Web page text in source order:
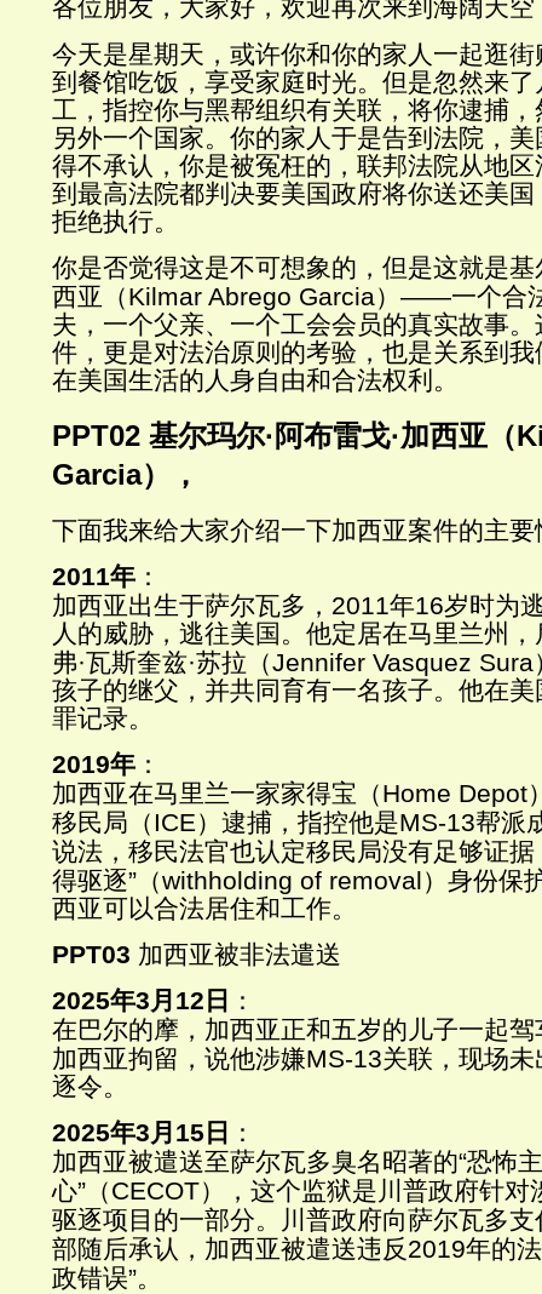
各位朋友，大家好，欢迎再次来到海阔天空
今天是星期天，或许你和你的家人一起逛
到餐馆吃饭，享受家庭时光。但是忽然来
工，指控你与黑帮组织有关联，将你逮捕
另外一个国家。你的家人于是告到法院，
得不承认，你是被冤枉的，联邦法院从地
到最高法院都判决要美国政府将你送还美
拒绝执行。
你是否觉得这是不可想象的，但是这就是基
西亚（Kilmar Abrego Garcia ） ——一个合
夫，一个父亲、一个工会会员的真实故事
件，更是对法治原则的考验，也是关系到
在美国生活的人身自由和合法权利。
PPT02 基尔玛尔· 阿布雷戈·加西亚（
Garcia），
下面我来给大家介绍一下加西亚案件的主要
2011年 ：
加西亚出生于萨尔瓦多， 2011年16岁时为
人的威胁，逃往美国。他定居在马里兰州
弗·瓦斯奎兹·苏拉（Jennifer Vasquez Sura
孩子的继父，并共同育有一名孩子。他在
罪记录。
2019年 ：
加西亚在马里兰一家家得宝（Home Depot
移民局（ ICE）逮捕，指控他是MS-13帮派
说法，移民法官也认定移民局没有足够证
得驱逐” （withholding of removal）身份保
西亚可以合法居住和工作。
PPT03 加西亚被非法遣送
2025年3月 12 日 ：
在巴尔的摩，加西亚正和五岁的儿子一起驾
加西亚拘留，说他涉嫌MS-13关联，现场
逐令。
2025年3月 15 日 ：
加西亚被遣送至萨尔瓦多臭名昭著的“恐怖
心” （CECOT），这个监狱是川普政府针对
驱逐项目的一部分。川普政府向萨尔瓦多支
部随后承认，加西亚被遣送违反2019年的
政错误”。